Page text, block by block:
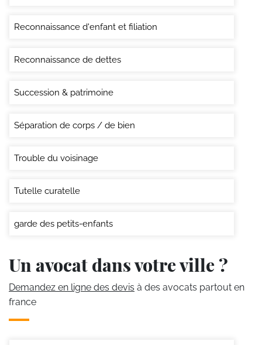
Reconnaissance d'enfant et filiation
Reconnaissance de dettes
Succession & patrimoine
Séparation de corps / de bien
Trouble du voisinage
Tutelle curatelle
garde des petits-enfants
Un avocat dans votre ville ?
Demandez en ligne des devis à des avocats partout en
france